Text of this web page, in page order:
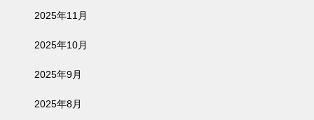
2025年11月
2025年10月
2025年9月
2025年8月